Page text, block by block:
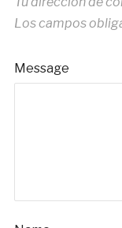
Los campos
Message